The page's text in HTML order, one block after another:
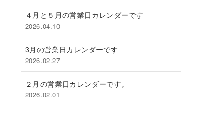
４月と５月の営業日カレンダーです
2026.04.10
3月の営業日カレンダーです
2026.02.27
２月の営業日カレンダーです。
2026.02.01